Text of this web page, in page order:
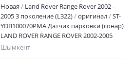
Новая
Land Rover Range Rover 2002 -
2005 3 поколение (L322)
оригинал
ST-
YDB100070PMA Датчик парковки (сонар)
LAND ROVER RANGE ROVER 2002-2005
Наличие и актуальную цену уточняйте у
Шымкент